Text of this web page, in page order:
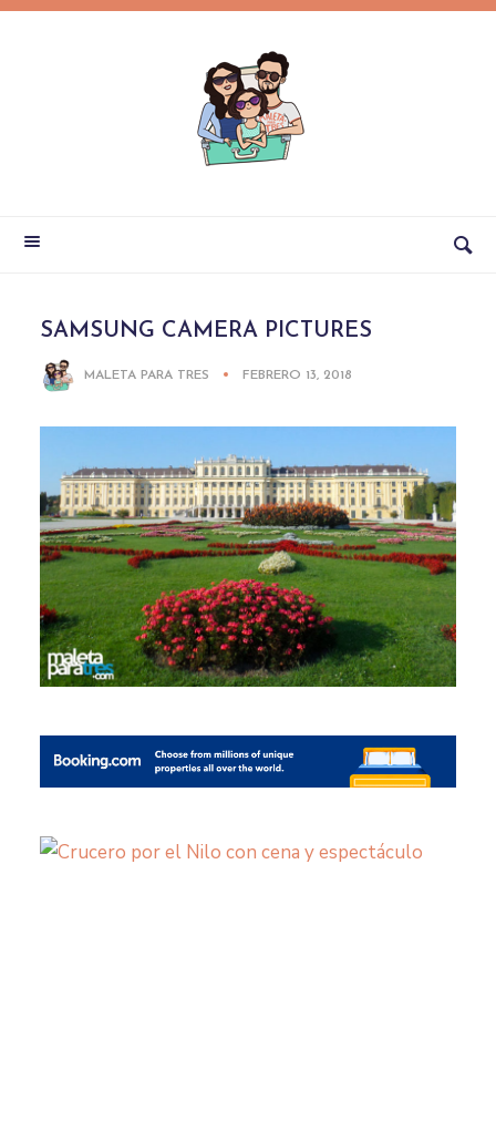
SAMSUNG CAMERA PICTURES
MALETA PARA TRES FEBRERO 13, 2018